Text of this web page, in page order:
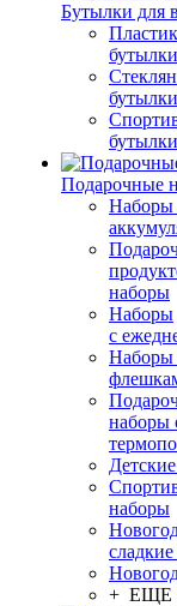
Бутылки для
бутылки
бутылки
бутылки
Подарочные
Наборы
наборы
Наборы
с
Наборы
наборы
наборы
+ ЕЩЕ